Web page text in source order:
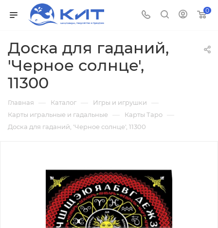
0
Доска для гаданий,
'Черное солнце',
11300
Главная — Каталог — Игры и игрушки —
Карты игральные и гадальные — Карты Таро —
Доска для гаданий, 'Черное солнце', 11300